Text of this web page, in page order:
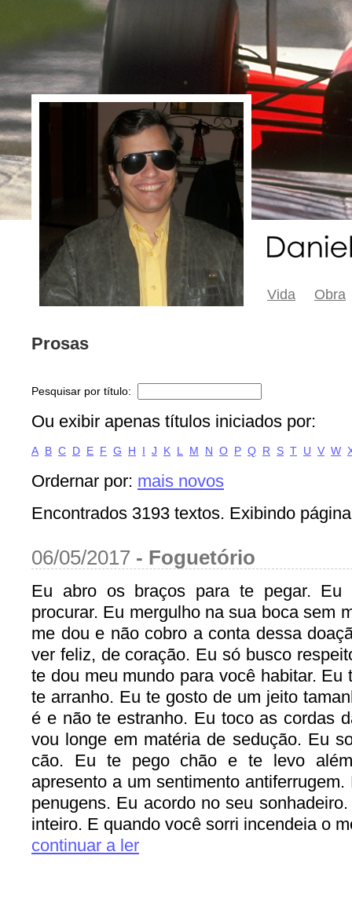
Vida Obra
Prosas
Pesquisar por título:
Ou exibir apenas títulos iniciados por:
A B C D E F G H I J K L M N O P Q R S T U V W
Ordernar por: mais novos
Encontrados 3193 textos. Exibindo
06/05/2017 - Foguetório
Eu abro os braços para te pegar.
procurar. Eu mergulho na sua boca sem
me dou e não cobro a conta dessa
ver feliz, de coração. Eu só busco
te dou meu mundo para você habitar. Eu
te arranho. Eu te gosto de um jeito
é e não te estranho. Eu toco as cordas
vou longe em matéria de sedução. Eu
cão. Eu te pego chão e te levo
apresento a um sentimento
penugens. Eu acordo no seu
inteiro. E quando você sorri incendeia o
continuar a ler